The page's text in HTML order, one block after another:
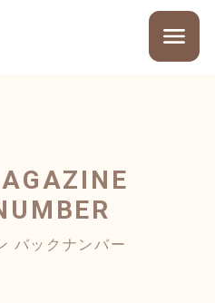
バックナンバー